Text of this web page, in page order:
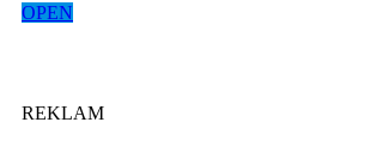
OPEN
REKLAM